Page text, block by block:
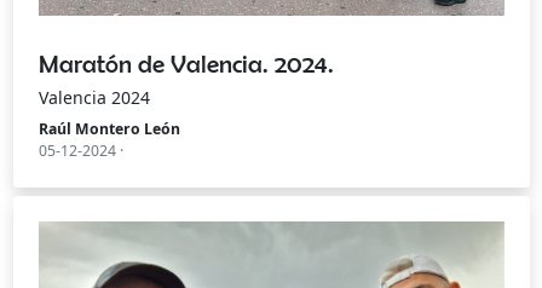
Maratón de Valencia. 2024.
Valencia 2024
Raúl Montero León
05-12-2024 ·